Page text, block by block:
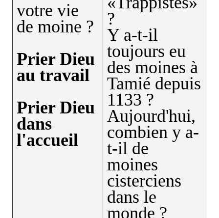
votre vie
de moine ?
Prier Dieu
au travail
Prier Dieu
dans
l'accueil
?
Y a-t-il
toujours eu
des moines à
Tamié depuis
1133 ?
Aujourd'hui,
combien y a-
t-il de
moines
cisterciens
dans le
monde ?